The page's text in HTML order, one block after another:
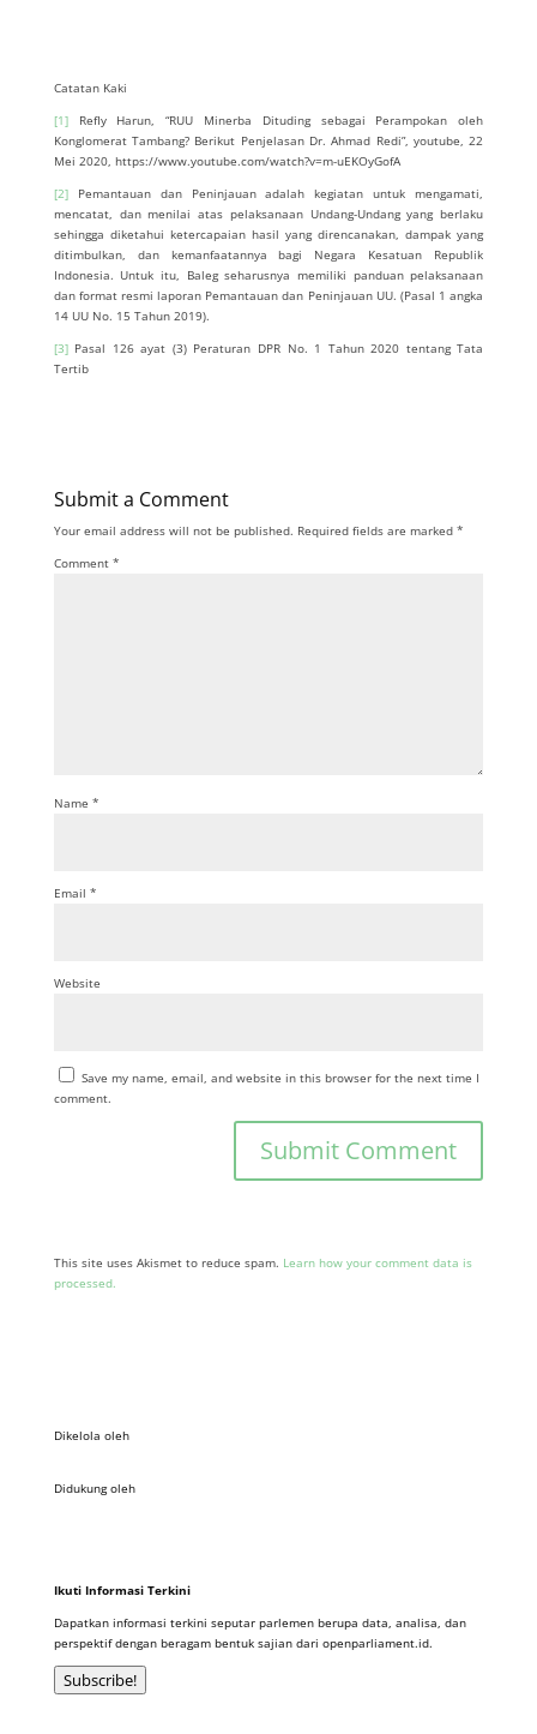
Catatan Kaki
[1]Refly Harun, “RUU Minerba Dituding sebagai Perampokan oleh
Konglomerat Tambang? Berikut Penjelasan Dr. Ahmad Redi”, youtube, 22
Mei 2020, https://www.youtube.com/watch?v=m-uEKOyGofA
[2]Pemantauan dan Peninjauan adalah kegiatan untuk mengamati,
mencatat, dan menilai atas pelaksanaan Undang-Undang yang berlaku
sehingga diketahui ketercapaian hasil yang direncanakan, dampak yang
ditimbulkan, dan kemanfaatannya bagi Negara Kesatuan Republik
Indonesia. Untuk itu, Baleg seharusnya memiliki panduan pelaksanaan
dan format resmi laporan Pemantauan dan Peninjauan UU. (Pasal 1 angka
14 UU No. 15 Tahun 2019).
[3]Pasal 126 ayat (3) Peraturan DPR No. 1 Tahun 2020 tentang Tata
Tertib
Submit a Comment
Your email address will not be published. Required fields are marked *
Comment *
Name *
Email *
Website
Save my name, email, and website in this browser for the next time I
comment.
This site uses Akismet to reduce spam. Learn how your comment data is
processed.
Dikelola oleh
Didukung oleh
Ikuti Informasi Terkini
Dapatkan informasi terkini seputar parlemen berupa data, analisa, dan
perspektif dengan beragam bentuk sajian dari openparliament.id.
Subscribe!